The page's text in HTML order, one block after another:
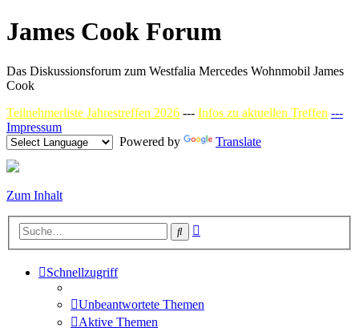
James Cook Forum
Das Diskussionsforum zum Westfalia Mercedes Wohnmobil James
Cook
Teilnehmerliste Jahrestreffen 2026 --- Infos zu aktuellen Treffen ---
Impressum
Powered by
Translate
Zum Inhalt
Suche
Schnellzugriff
Unbeantwortete Themen
Aktive Themen